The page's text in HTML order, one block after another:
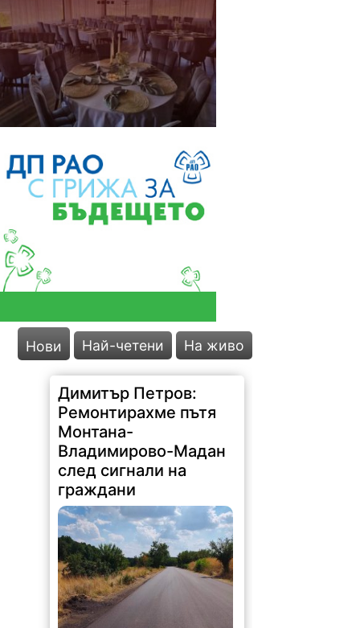
Нови Най-четени На живо
Димитър Петров:
Ремонтирахме пътя
Монтана-
Владимирово-Мадан
след сигнали на
граждани